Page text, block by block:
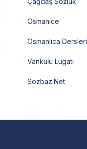
Osmanice
Osmanlıca Dersleri
Vankulu Lugatı
Sozbaz.Net